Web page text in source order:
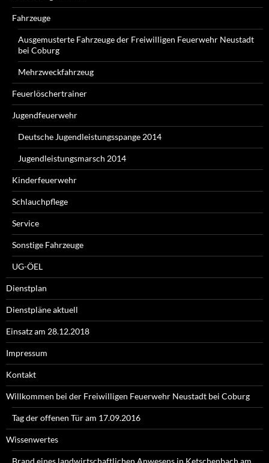
Fahrzeuge
Ausgemusterte Fahrzeuge der Freiwilligen Feuerwehr Neustadt
bei Coburg
Mehrzweckfahrzeug
Feuerlöschertrainer
Jugendfeuerwehr
Deutsche Jugendleistungsspange 2014
Jugendleistungsmarsch 2014
Kinderfeuerwehr
Schlauchpflege
Service
Sonstige Fahrzeuge
UG-ÖEL
Dienstplan
Dienstpläne aktuell
Einsatz am 28.12.2018
Impressum
Kontakt
Willkommen bei der Freiwilligen Feuerwehr Neustadt bei Coburg
Tag der offenen Tür am 17.09.2016
Wissenwertes